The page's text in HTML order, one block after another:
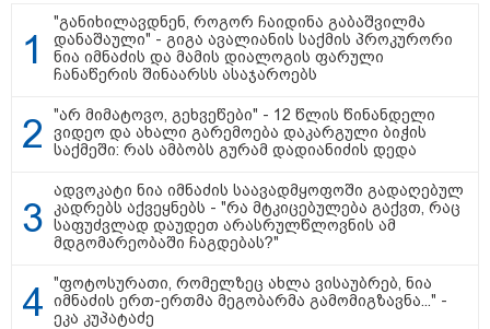
"გიორგი ბარამიძემ რაღაც
არასწორად ჩამოაყალიბა,
მაგრამ ნამდვილად არ
ღალატზე დაფუძნებული
დიქტატურის მსახურებისგან" -
მიხეილ სააკაშვილი
16:22 / 08-08-2026
"აი, ეს არის სამშობლოს
ღალატი" - როგორ ეხმაურება
ნიკა გვარამია აგვისტოს ომთან
"განიხილავდნენ, როგორ ჩაიდინა გაბაშვილმა
დანაშაული" - გიგა ავალიანის საქმის პროკურორი
ნია იმნაძის და მამის დიალოგის ფარული
ჩანაწერის შინაარსს ასაჯაროებს
"არ მიმატოვო, გეხვეწები" - 12 წლის წინანდელი
ვიდეო და ახალი გარემოება დაკარგული ბიჭის
საქმეში: რას ამბობს გურამ დადიანიძის დედა
ადვოკატი ნია იმნაძის საავადმყოფოში გადაღებულ
კადრებს აქვეყნებს - "რა მტკიცებულება გაქვთ, რაც
საფუძვლად დაუდეთ არასრულწლოვნის ამ
მდგომარეობაში ჩაგდებას?"
"ფოტოსურათი, რომელზეც ახლა ვისაუბრებ, ნია
იმნაძის ერთ-ერთმა მეგობარმა გამომიგზავნა..." -
ეკა კუპატაძე